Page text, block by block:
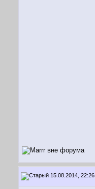
15.08.2014, 22:26